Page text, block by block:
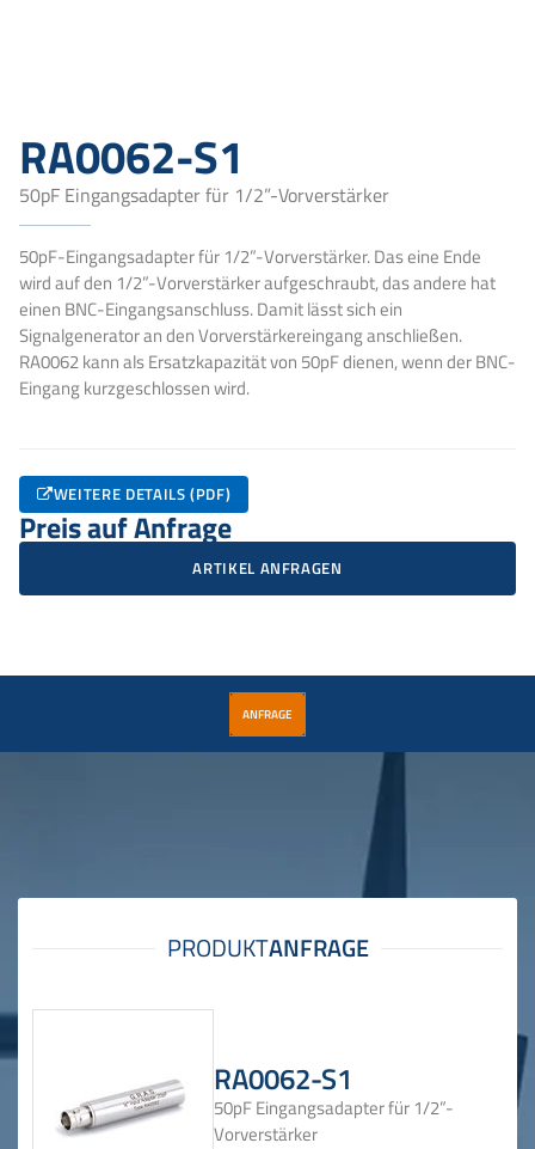
RA0062-S1
50pF Eingangsadapter für 1/2”-Vorverstärker
50pF-Eingangsadapter für 1/2”-Vorverstärker. Das eine Ende
wird auf den 1/2”-Vorverstärker aufgeschraubt, das andere hat
einen BNC-Eingangsanschluss. Damit lässt sich ein
Signalgenerator an den Vorverstärkereingang anschließen.
RA0062 kann als Ersatzkapazität von 50pF dienen, wenn der BNC-
Eingang kurzgeschlossen wird.
WEITERE DETAILS (PDF)
Preis auf Anfrage
ARTIKEL ANFRAGEN
ANFRAGE
RA0062-S1
50pF Eingangsadapter für 1/2”-
Vorverstärker